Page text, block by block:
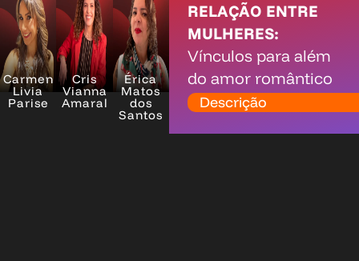
Carmen
Livia
Parise
Cris
Vianna
Amaral
Érica
Matos
dos
Santos
RELAÇÃO ENTRE
MULHERES:
Vínculos para além
do amor romântico
Descrição